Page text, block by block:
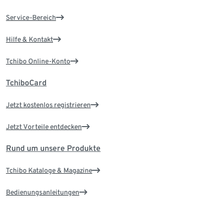
Service-Bereich
Hilfe & Kontakt
Tchibo Online-Konto
TchiboCard
Jetzt kostenlos registrieren
Jetzt Vorteile entdecken
Rund um unsere Produkte
Tchibo Kataloge & Magazine
Bedienungsanleitungen